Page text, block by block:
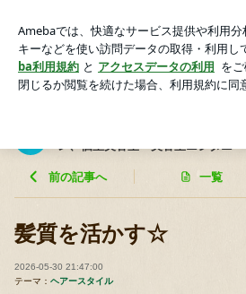
マン、個室美容室 美容室ニシタニ
アプリをダウンロードして ブログの更新通
ょう。
ン、個室美容室 美容室ニシタニ
前の記事へ 一覧
髪質を活かす☆
2026-05-30 21:47:00
テーマ： ヘアースタイル